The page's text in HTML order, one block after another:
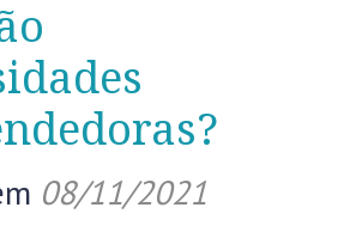
08/11/2021